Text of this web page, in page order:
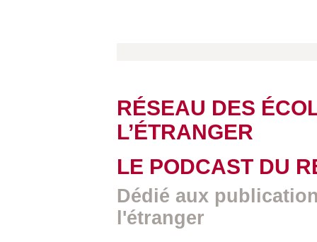
RÉSEAU DES
L’ÉTRANGER
LE PODCAST DU
Dédié aux
l'étranger